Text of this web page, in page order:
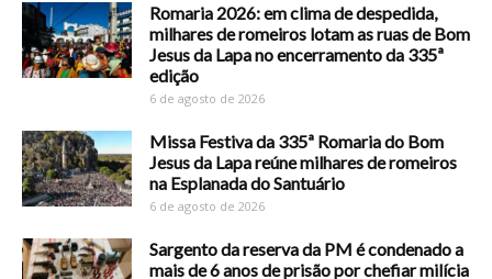
Romaria 2026: em clima de despedida,
milhares de romeiros lotam as ruas de Bom
Jesus da Lapa no encerramento da 335ª
edição
6 de agosto de 2026
Missa Festiva da 335ª Romaria do Bom
Jesus da Lapa reúne milhares de romeiros
na Esplanada do Santuário
6 de agosto de 2026
Sargento da reserva da PM é condenado a
mais de 6 anos de prisão por chefiar milícia